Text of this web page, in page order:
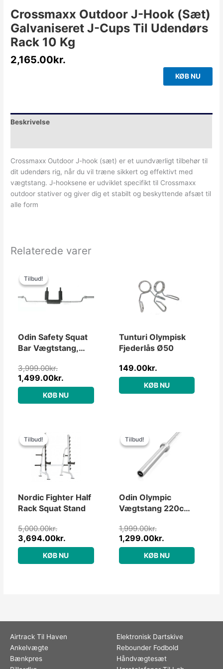
Crossmaxx Outdoor J-Hook (Sæt)
Galvaniseret J-Cups Til Udendørs
Rack 10 Kg
2,165.00kr.
KØB NU
Beskrivelse
Crossmaxx Outdoor J-hook (sæt) er et uundværligt tilbehør til
dit udendørs rig, når du vil træne sikkert og effektivt med
vægtstang. J-hooksene er udviklet specifikt til Crossmaxx
outdoor stativer og giver dig et stabilt og beskyttende afsæt til
alle form
Relaterede varer
Tilbud!
Tilbud!
Odin Safety Squat
Bar Vægtstang,
50mm
3,999.00kr.
pris
var:
1,499.00kr.
KØB NU
Tunturi Olympisk
Fjederlås Ø50
149.00kr.
KØB NU
Tilbud!
Tilbud!
Nordic Fighter Half
Rack Squat Stand
5,000.00kr.
oprindelige
pris
var:
5,000.00kr..
3,694.00kr.
aktuelle
pris
er:
3,694.00kr..
KØB NU
Tilbud!
Tilbud!
Odin Olympic
Vægtstang 220cm,
1,999.00kr.
oprindelige
pris
var:
1,299.00kr.
aktuelle
pris
KØB NU
Airtrack Til Haven
Ankelvægte
Bænkpres
Elektronisk Dartskive
Rebounder Fodbold
Håndvægtesæt